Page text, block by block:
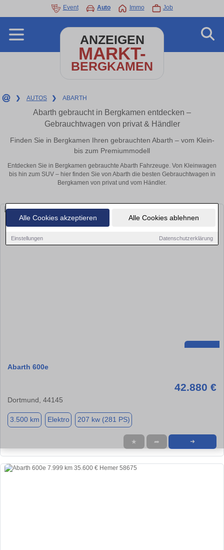
Alle Cookies akzeptieren Alle Cookies ablehnen
Einstellungen Datenschutzerklärung
Event Auto Immo Job
ANZEIGEN
MARKT-
BERGKAMEN
❯ AUTOS ❯ ABARTH
Abarth gebraucht in Bergkamen entdecken –
Gebrauchtwagen von privat & Händler
Finden Sie in Bergkamen Ihren gebrauchten Abarth – vom Klein-
bis zum Premiummodell
Entdecken Sie in Bergkamen gebrauchte Abarth Fahrzeuge. Von Kleinwagen
bis hin zum SUV – hier finden Sie von Abarth die besten Gebrauchtwagen in
Bergkamen von privat und vom Händler.
Abarth 600e
42.880 €
Dortmund, 44145
3.500 km Elektro 207 kw (281 PS)
★ ➦ ➜